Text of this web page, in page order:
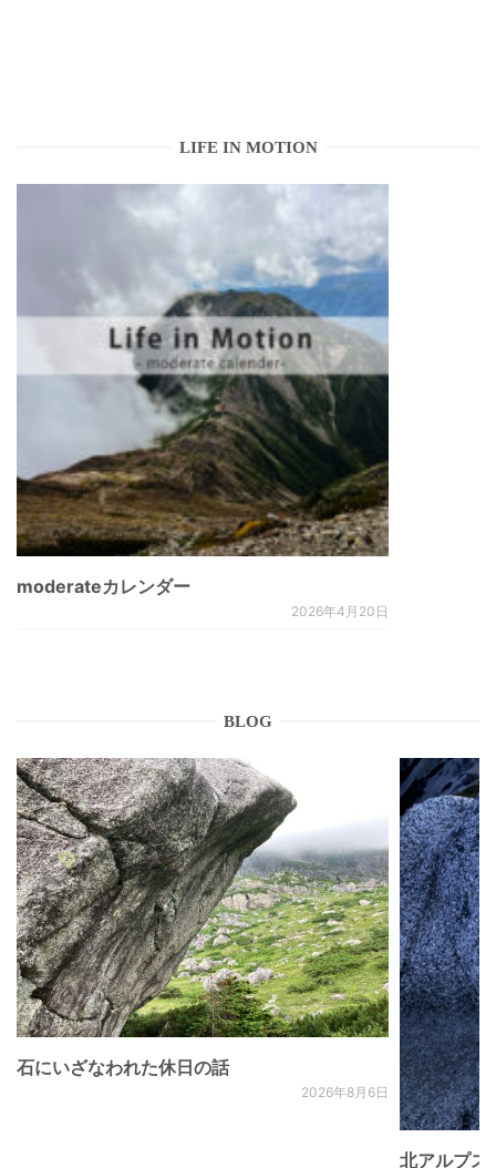
LIFE IN MOTION
moderateカレンダー
2026年4月20日
BLOG
石にいざなわれた休日の話
2026年8月6日
北アルプ